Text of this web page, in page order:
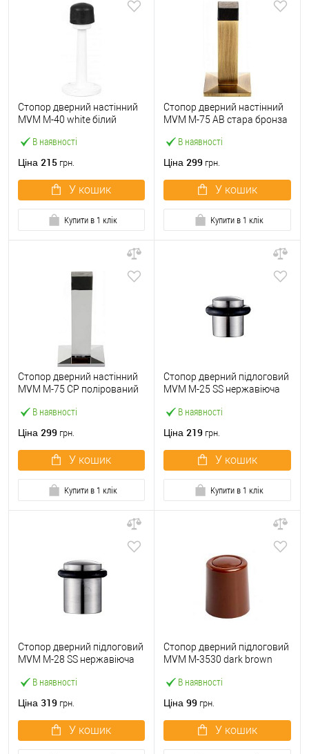
В наявності
Стопор дверний настінний
MVM M-40 white білий
Ціна 215 грн.
У кошик
Купити в 1 клік
В наявності
Стопор дверний настінний
MVM M-75 AB стара бронза
Ціна 299 грн.
У кошик
Купити в 1 клік
В наявності
Стопор дверний настінний
MVM M-75 CP полірований
Ціна 299 грн.
У кошик
Купити в 1 клік
В наявності
Стопор дверний підлоговий
MVM M-25 SS нержавіюча
Ціна 219 грн.
У кошик
Купити в 1 клік
В наявності
Стопор дверний підлоговий
MVM M-28 SS нержавіюча
Ціна 319 грн.
У кошик
В наявності
Стопор дверний підлоговий
MVM M-3530 dark brown
Ціна 99 грн.
У кошик